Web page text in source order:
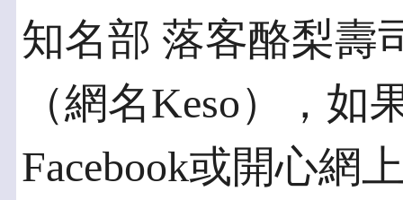
知名部 落客酪梨壽
（網名Keso），如
Facebook或開心網